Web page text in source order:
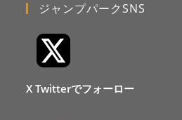
ジャンプパークSNS
X Twitterでフォーロー